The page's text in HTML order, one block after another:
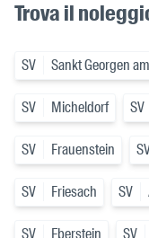
Trova il
SV Sankt Georgen
SV Micheldorf SV
SV Frauenstein
SV Friesach SV
SV Eberstein SV